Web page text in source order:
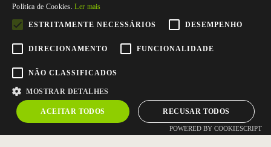
Política de Cookies.Ler mais
ESTRITAMENTE NECESSÁRIOS DESEMPENHO
DIRECIONAMENTO FUNCIONALIDADE
NÃO CLASSIFICADOS
MOSTRAR DETALHES
ACEITAR TODOS RECUSAR TODOS
POWERED BY COOKIESCRIPT